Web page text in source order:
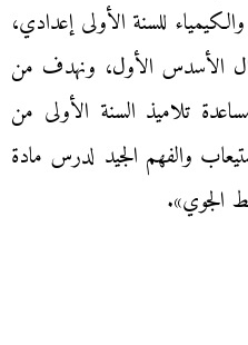
للسنة الأولى إعدادي،
الأسدس الأول، ونهدف من
تلاميذ السنة الأولى من
والفهم الجيد لدرس مادة
الجوي».